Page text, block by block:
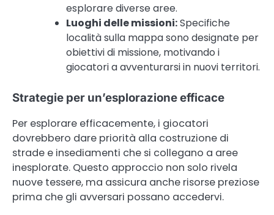
esplorare diverse aree.
Luoghi delle missioni:Specifiche
località sulla mappa sono designate per
obiettivi di missione, motivando i
giocatori a avventurarsi in nuovi territori.
Strategie per un’esplorazione efficace
Per esplorare efficacemente, i giocatori
dovrebbero dare priorità alla costruzione di
strade e insediamenti che si collegano a aree
inesplorate. Questo approccio non solo rivela
nuove tessere, ma assicura anche risorse preziose
prima che gli avversari possano accedervi.